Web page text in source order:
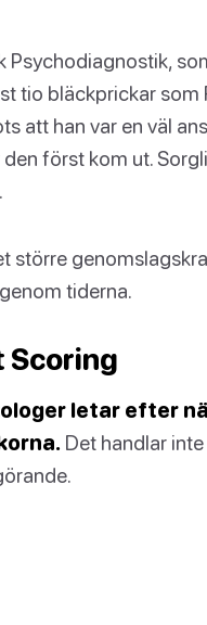
Psychodiagnostik,
tio bläckprickar
att han var en väl
först kom ut.
större
tiderna.
Scoring
letar efter
Det handlar